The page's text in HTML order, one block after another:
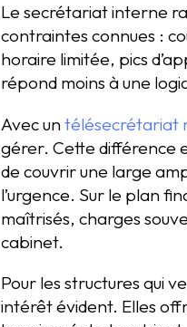
Le secrétariat interne
contraintes connues :
horaire limitée, pics
répond moins à une
Avec untélésecrétariat
gérer. Cette différence
de couvrir une large
l’urgence. Sur le plan
maîtrisés, charges
cabinet.
Pour les structures qui
intérêt évident. Elles